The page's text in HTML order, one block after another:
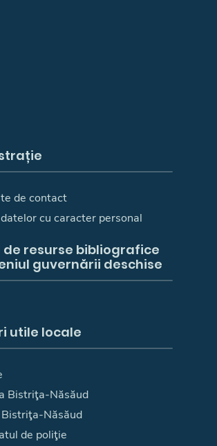
de contact
cu caracter personal
de resurse bibliografice
guvernării deschise
utile locale
Bistriţa-Năsăud
Năsăud
de poliţie